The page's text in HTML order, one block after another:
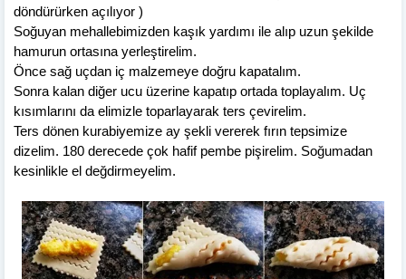
döndürürken açılıyor )
Soğuyan mehallebimizden kaşık yardımı ile alıp uzun şekilde
hamurun ortasına yerleştirelim.
Önce sağ uçdan iç malzemeye doğru kapatalım.
Sonra kalan diğer ucu üzerine kapatıp ortada toplayalım. Uç
kısımlarını da elimizle toparlayarak ters çevirelim.
Ters dönen kurabiyemize ay şekli vererek fırın tepsimize
dizelim. 180 derecede çok hafif pembe pişirelim. Soğumadan
kesinlikle el değdirmeyelim.